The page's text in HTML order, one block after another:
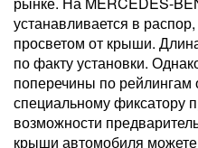
устанавливается в
просветом от крыши.
по факту установки.
поперечины по рейлингам
специальному фиксатору
возможности
крыши автомобиля